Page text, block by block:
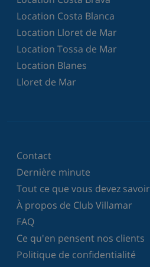
Location Costa Blanca
Location Lloret de Mar
Location Tossa de Mar
Location Blanes
Lloret de Mar
Contact
Dernière minute
Tout ce que vous devez savoir
À propos de Club Villamar
FAQ
Ce qu'en pensent nos clients
Politique de confidentialité